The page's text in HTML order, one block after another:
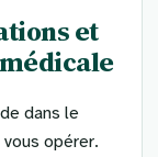
et
dans le
opérer.